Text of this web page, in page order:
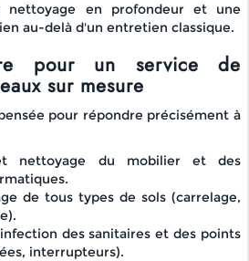
nettoyage en profondeur et une
au-delà d'un entretien classique.
pour un service de
sur mesure
pour répondre précisément à
et nettoyage du mobilier et des
de tous types de sols (carrelage,
des sanitaires et des points
interrupteurs).